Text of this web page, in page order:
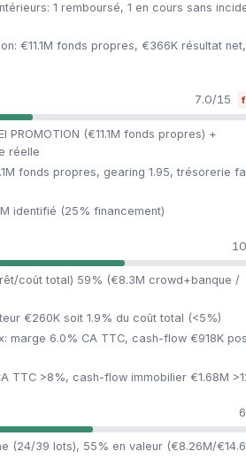
1 remboursé, 1 en cours sans
€11.1M fonds propres, €366K résultat net,
7.0/15
PROMOTION (€11.1M fonds propres) +
réelle
fonds propres, gearing 1.95, trésorerie
identifié (25% financement)
coût total) 59% (€8.3M crowd+banque /
€260K soit 1.9% du coût total (<5%)
marge 6.0% CA TTC, cash-flow €918K
TTC >8%, cash-flow immobilier €1.68M
(24/39 lots), 55% en valeur (€8.26M/